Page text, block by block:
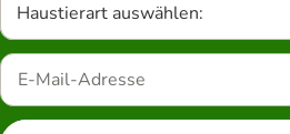
Haustierart auswählen: